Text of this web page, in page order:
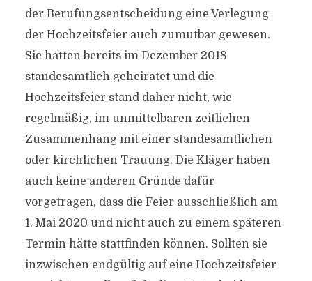
der Berufungsentscheidung eine Verlegung
der Hochzeitsfeier auch zumutbar gewesen.
Sie hatten bereits im Dezember 2018
standesamtlich geheiratet und die
Hochzeitsfeier stand daher nicht, wie
regelmäßig, im unmittelbaren zeitlichen
Zusammenhang mit einer standesamtlichen
oder kirchlichen Trauung. Die Kläger haben
auch keine anderen Gründe dafür
vorgetragen, dass die Feier ausschließlich am
1. Mai 2020 und nicht auch zu einem späteren
Termin hätte stattfinden können. Sollten sie
inzwischen endgültig auf eine Hochzeitsfeier